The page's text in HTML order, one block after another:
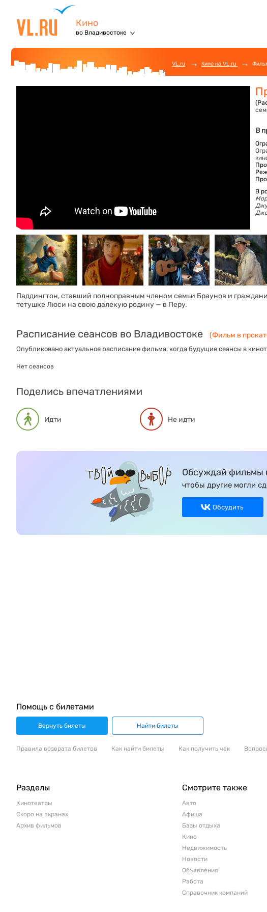
Кино
во Владивостоке
VL.ru → Кино на VL.ru →
В
В
Паддингтон, ставший полноправным членом семьи Браунов и
тетушке Люси на свою далекую родину — в Перу.
Расписание сеансов во Владивостоке (Фильм в
Опубликовано актуальное расписание фильма, когда будущие сеансы в
Нет сеансов
Поделись впечатлениями
Идти Не идти
Обсуждай фильмы
чтобы другие могли
Обсудить
Помощь с билетами
Вернуть билеты Найти билеты
Правила возврата билетов Как найти билеты Как получить чек
Разделы
Кинотеатры
Скоро на экранах
Архив фильмов
Смотрите также
Авто
Афиша
Базы отдыха
Кино
Недвижимость
Новости
Объявления
Работа
Справочник компаний